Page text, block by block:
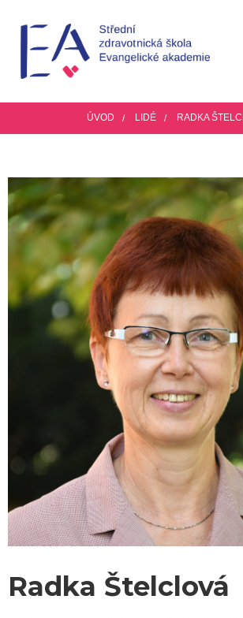
ÚVOD LIDÉ RADKA
Radka Štelclová